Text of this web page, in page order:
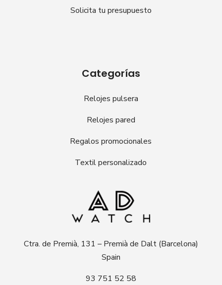
Solicita tu presupuesto
Categorías
Relojes pulsera
Relojes pared
Regalos promocionales
Textil personalizado
Ctra. de Premià, 131 – Premià de Dalt (Barcelona)
Spain
93 751 52 58